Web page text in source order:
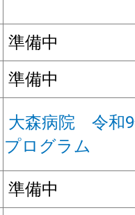
準備中
準備中
大森病院 令和
プログラム
準備中